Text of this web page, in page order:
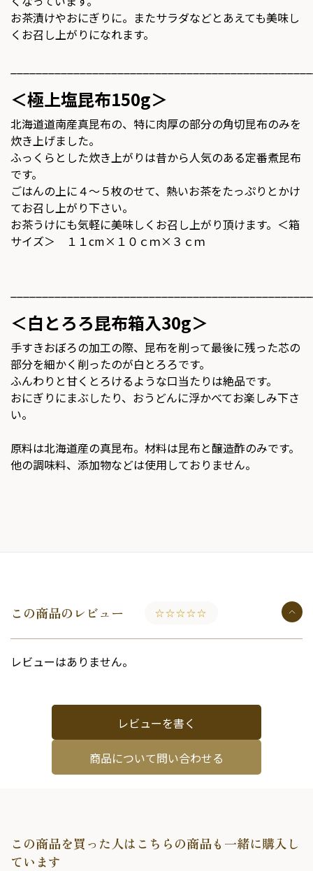
お茶漬けやおにぎりに。またサラダなどとあえても美味し
くお召し上がりになれます。
＜極上塩昆布150g＞
北海道道南産真昆布の、特に肉厚の部分の角切昆布のみを
炊き上げました。
ふっくらとした炊き上がりは昔から人気のある定番煮昆布
です。
ごはんの上に４～５枚のせて、熱いお茶をたっぷりとかけ
てお召し上がり下さい。
お茶うけにも気軽に美味しくお召し上がり頂けます。＜箱
サイズ＞ １１cm×１０ｃｍ×３ｃｍ
＜白とろろ昆布箱入30g＞
手すきおぼろの加工の際、昆布を削って最後に残った芯の
部分を細かく削ったのが白とろろです。
ふんわりと甘くとろけるような口当たりは絶品です。
おにぎりにまぶしたり、おうどんに浮かべてお楽しみ下さ
い。
原料は北海道産の真昆布。材料は昆布と醸造酢のみです。
他の調味料、添加物などは使用しておりません。
この商品のレビュー ☆☆☆☆☆
レビューはありません。
レビューを書く
商品について問い合わせる
この商品を買った人はこちらの商品も一緒に購入し
ています